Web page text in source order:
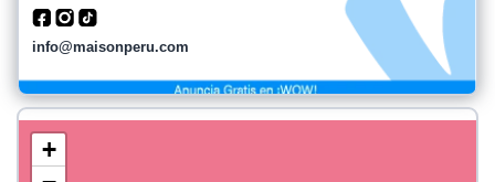
info@maisonperu.com
+